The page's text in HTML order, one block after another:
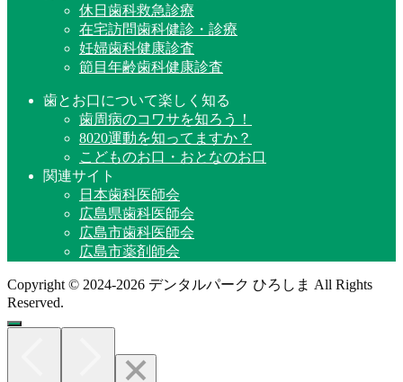
休日歯科救急診療
在宅訪問歯科健診・診療
妊婦歯科健康診査
節目年齢歯科健康診査
歯とお口について楽しく知る
歯周病のコワサを知ろう！
8020運動を知ってますか？
こどものお口・おとなのお口
関連サイト
日本歯科医師会
広島県歯科医師会
広島市歯科医師会
広島市薬剤師会
Copyright © 2024-2026 デンタルパーク ひろしま All Rights
Reserved.